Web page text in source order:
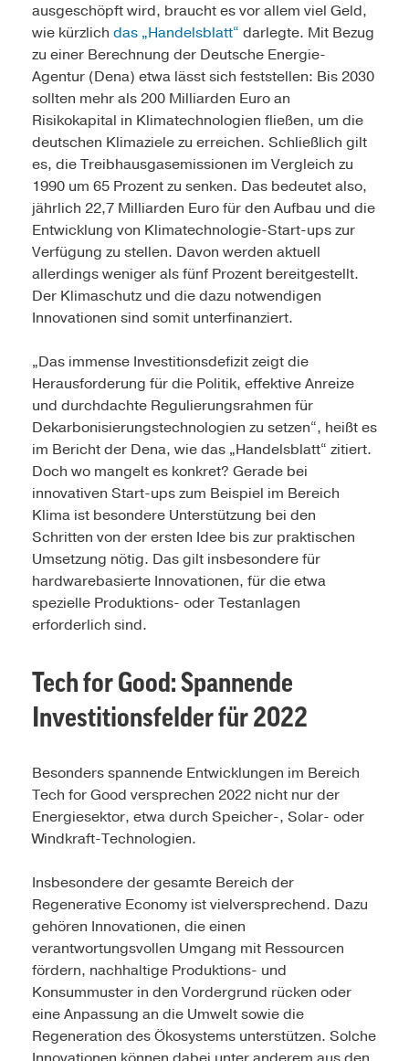
ausgeschöpft wird, braucht es vor allem viel Geld,
wie kürzlich das „Handelsblatt“ darlegte. Mit Bezug
zu einer Berechnung der Deutsche Energie-
Agentur (Dena) etwa lässt sich feststellen: Bis 2030
sollten mehr als 200 Milliarden Euro an
Risikokapital in Klimatechnologien fließen, um die
deutschen Klimaziele zu erreichen. Schließlich gilt
es, die Treibhausgasemissionen im Vergleich zu
1990 um 65 Prozent zu senken. Das bedeutet also,
jährlich 22,7 Milliarden Euro für den Aufbau und die
Entwicklung von Klimatechnologie-Start-ups zur
Verfügung zu stellen. Davon werden aktuell
allerdings weniger als fünf Prozent bereitgestellt.
Der Klimaschutz und die dazu notwendigen
Innovationen sind somit unterfinanziert.
„Das immense Investitionsdefizit zeigt die
Herausforderung für die Politik, effektive Anreize
und durchdachte Regulierungsrahmen für
Dekarbonisierungstechnologien zu setzen“, heißt es
im Bericht der Dena, wie das „Handelsblatt“ zitiert.
Doch wo mangelt es konkret? Gerade bei
innovativen Start-ups zum Beispiel im Bereich
Klima ist besondere Unterstützung bei den
Schritten von der ersten Idee bis zur praktischen
Umsetzung nötig. Das gilt insbesondere für
hardwarebasierte Innovationen, für die etwa
spezielle Produktions- oder Testanlagen
erforderlich sind.
Tech for Good: Spannende
Investitionsfelder für 2022
Besonders spannende Entwicklungen im Bereich
Tech for Good versprechen 2022 nicht nur der
Energiesektor, etwa durch Speicher-, Solar- oder
Windkraft-Technologien.
Insbesondere der gesamte Bereich der
Regenerative Economy ist vielversprechend. Dazu
gehören Innovationen, die einen
verantwortungsvollen Umgang mit Ressourcen
fördern, nachhaltige Produktions- und
Konsummuster in den Vordergrund rücken oder
eine Anpassung an die Umwelt sowie die
Regeneration des Ökosystems unterstützen. Solche